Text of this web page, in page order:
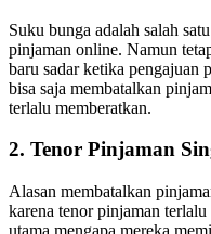
Suku bunga adalah salah
pinjaman online. Namun
baru sadar ketika pengajuan
bisa saja membatalkan
terlalu memberatkan.
2. Tenor Pinjaman
Alasan membatalkan
karena tenor pinjaman